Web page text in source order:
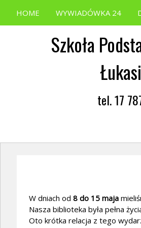
HOME WYWIADÓWKA 24
Szkoła
tel. 17
W dniach od 8 do 15 maja
Nasza biblioteka była pełna
Oto krótka relacja z tego